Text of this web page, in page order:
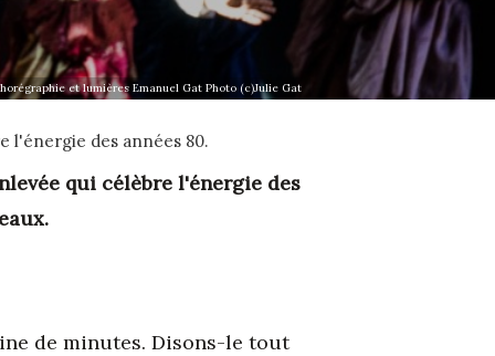
et lumières Emanuel Gat Photo (c)Julie Gat
l'énergie des années 80.
qui célèbre l'énergie des
de minutes. Disons-le tout